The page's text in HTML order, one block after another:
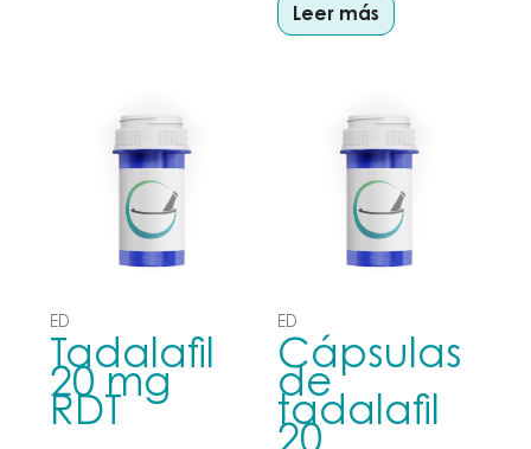
Leer más
ED
Tadalafil
20 mg
RDT
ED
Cápsulas
de
tadalafil
20